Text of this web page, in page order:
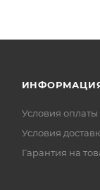
могут
Условия оплаты
Условия
Гарантия на